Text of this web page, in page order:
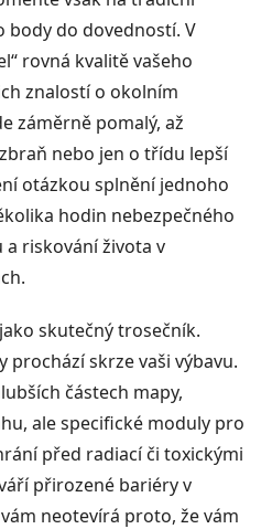
body do dovedností. V
rovná kvalitě vašeho
znalostí o okolním
záměrně pomalý, až
nebo jen o třídu lepší
otázkou splnění jednoho
hodin nebezpečného
riskování života v
skutečný trosečník.
prochází skrze vaši výbavu.
částech mapy,
ale specifické moduly pro
před radiací či toxickými
přirozené bariéry v
neotevírá proto, že vám